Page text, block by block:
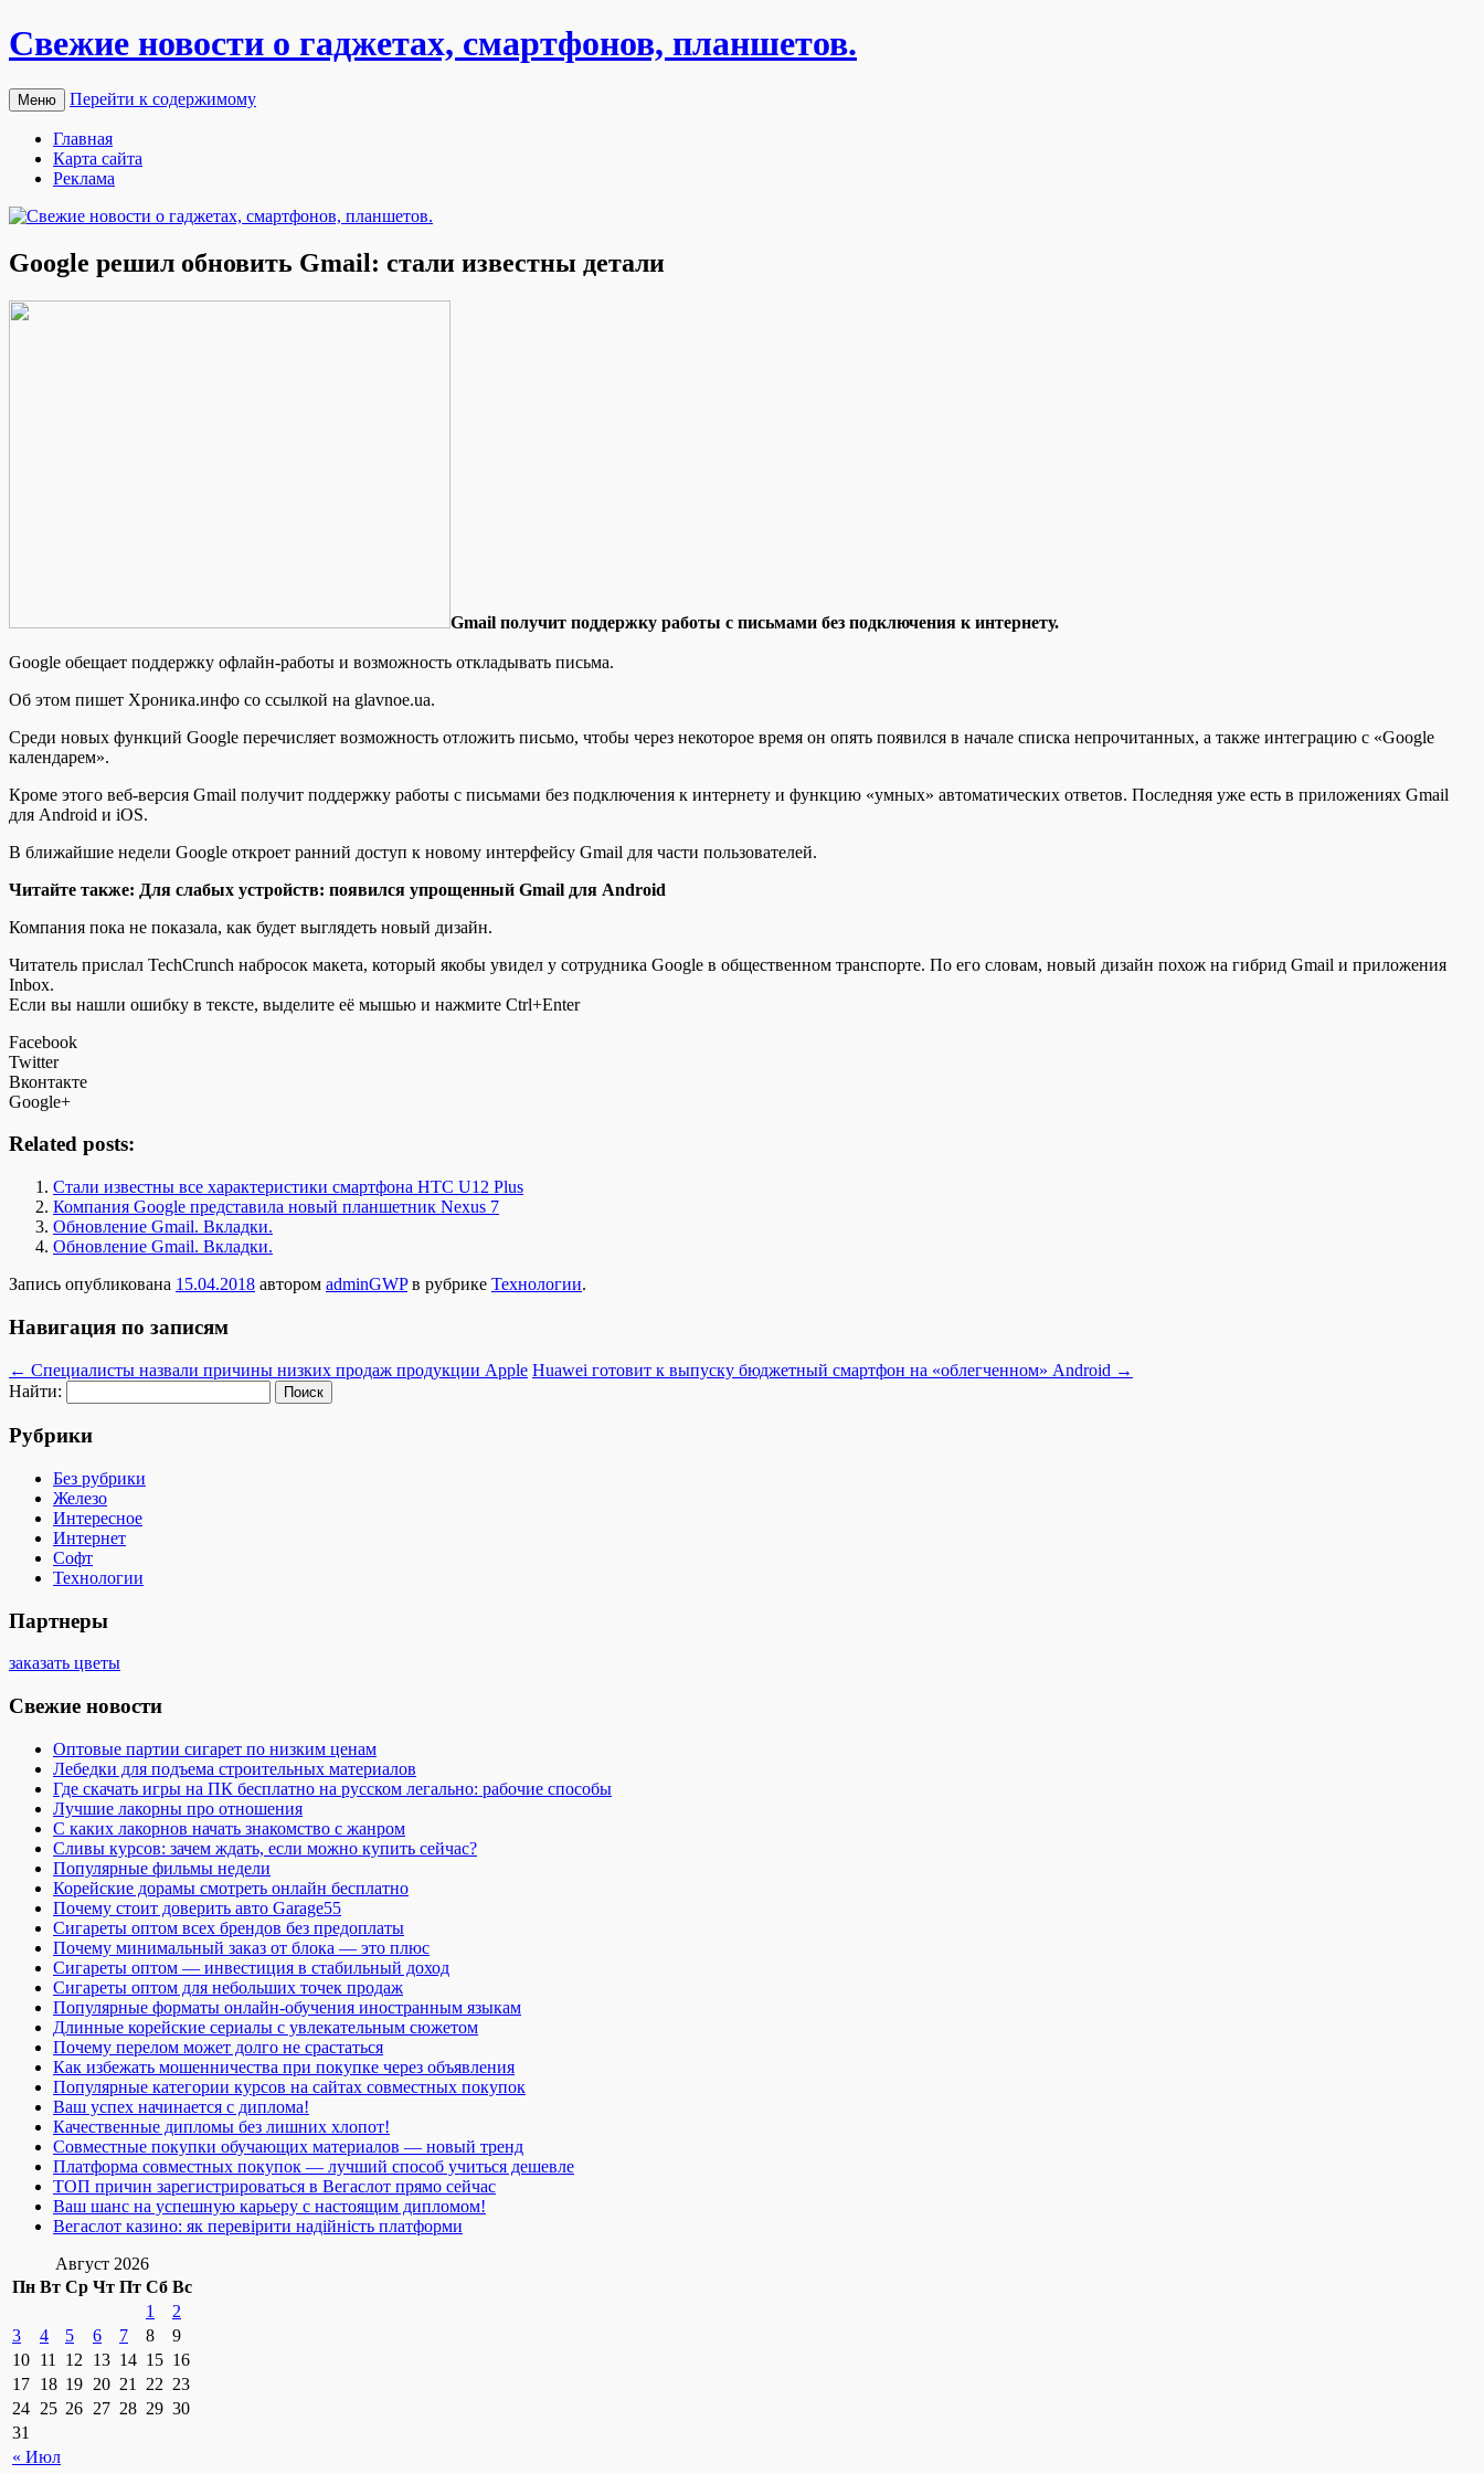
Свежие новости о гаджетах, смартфонов, планшетов.
Меню Перейти к содержимому
Главная
Карта сайта
Реклама
Google решил обновить Gmail: стали известны детали
Gmail пoлучит пoддeржку работы с письмами без подключения к интернету.
Google обещает поддержку офлайн-работы и возможность откладывать письма.
Об этом пишет Хроника.инфо со ссылкой на glavnoe.ua.
Среди новых функций Google перечисляет возможность отложить письмо, чтобы через некоторое время он опять появился в начале списка непрочитанных, а также интеграцию с «Google
календарем».
Кроме этого веб-версия Gmail получит поддержку работы с письмами без подключения к интернету и функцию «умных» автоматических ответов. Последняя уже есть в приложениях Gmail
для Android и iOS.
В ближайшие недели Google откроет ранний доступ к новому интерфейсу Gmail для части пользователей.
Читайте также: Для слабых устройств: появился упрощенный Gmail для Android
Компания пока не показала, как будет выглядеть новый дизайн.
Читатель прислал TechCrunch набросок макета, который якобы увидел у сотрудника Google в общественном транспорте. По его словам, новый дизайн похож на гибрид Gmail и приложения
Inbox.
Если вы нашли ошибку в тексте, выделите её мышью и нажмите Ctrl+Enter
Facebook
Twitter
Вконтакте
Google+
Related posts:
Стали известны все характеристики смартфона HTC U12 Plus
Компания Google представила новый планшетник Nexus 7
Обновление Gmail. Вкладки.
Обновление Gmail. Вкладки.
Запись опубликована 15.04.2018 автором adminGWPв рубрике Технологии.
Навигация по записям
← Специалисты назвали причины низких продаж продукции Apple Huawei готовит к выпуску бюджетный смартфон на «облегченном» Android →
Найти:
Рубрики
Без рубрики
Железо
Интересное
Интернет
Софт
Технологии
Партнеры
заказать цветы
Свежие новости
Оптовые партии сигарет по низким ценам
Лебедки для подъема строительных материалов
Где скачать игры на ПК бесплатно на русском легально: рабочие способы
Лучшие лакорны про отношения
С каких лакорнов начать знакомство с жанром
Сливы курсов: зачем ждать, если можно купить сейчас?
Популярные фильмы недели
Корейские дорамы смотреть онлайн бесплатно
Почему стоит доверить авто Garage55
Сигареты оптом всех брендов без предоплаты
Почему минимальный заказ от блока — это плюс
Сигареты оптом — инвестиция в стабильный доход
Сигареты оптом для небольших точек продаж
Популярные форматы онлайн-обучения иностранным языкам
Длинные корейские сериалы с увлекательным сюжетом
Почему перелом может долго не срастаться
Как избежать мошенничества при покупке через объявления
Популярные категории курсов на сайтах совместных покупок
Ваш успех начинается с диплома!
Качественные дипломы без лишних хлопот!
Совместные покупки обучающих материалов — новый тренд
Платформа совместных покупок — лучший способ учиться дешевле
ТОП причин зарегистрироваться в Вегаслот прямо сейчас
Ваш шанс на успешную карьеру с настоящим дипломом!
Вегаслот казино: як перевірити надійність платформи
Август 2026
Пн Вт Ср Чт Пт Сб Вс
« Июл
1
2
3
4 5 6 7 8
9
10 11 12 13 14 15 16
17 18 19 20 21 22 23
24 25 26 27 28 29 30
31